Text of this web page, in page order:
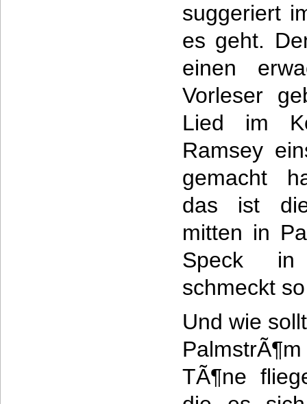
suggeriert
es geht.
einen
Vorleser
Lied im
Ramsey
gemacht
das ist
mitten in
Speck in
schmeckt
Und wie
TÃ¶ne